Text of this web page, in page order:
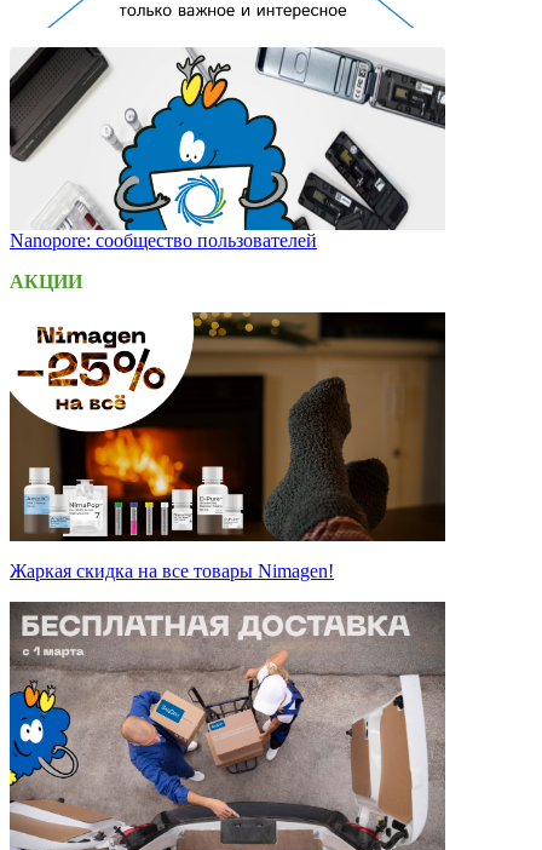
Nanopore: сообщество пользователей
АКЦИИ
Жаркая скидка на все товары Nimagen!